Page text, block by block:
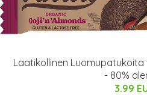
Laatikollinen Luomupatukoita
- 80%
3.99